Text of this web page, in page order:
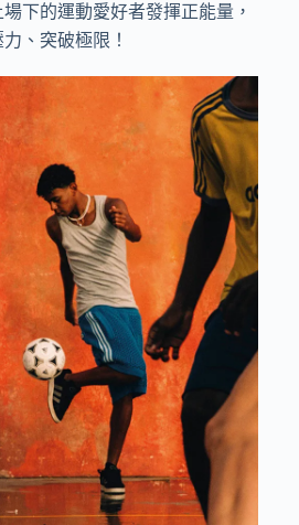
下的運動愛好者發揮正能量，
、突破極限！